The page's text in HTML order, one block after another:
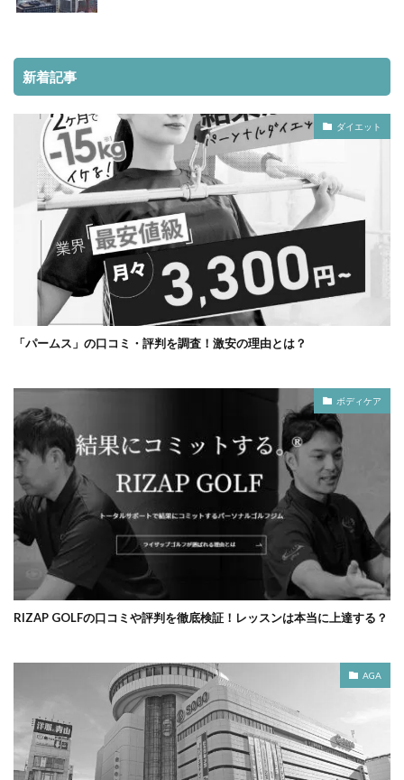
新着記事
ダイエット
「パームス」の口コミ・評判を調査！激安の理由とは？
ボディケア
RIZAP GOLFの口コミや評判を徹底検証！レッスンは本当に上達する？
AGA